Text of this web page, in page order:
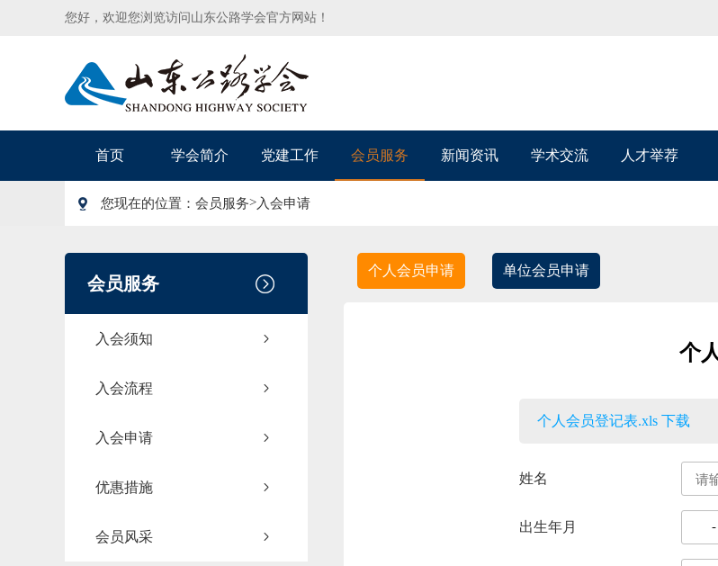
您好，欢迎您浏览访问山东公路学会官方网站！
首页 学会简介 党建工作 会员服务 新闻资讯 学术交流 人才举荐
您现在的位置： 会员服务>入会申请
会员服务
入会须知
入会流程
入会申请
优惠措施
会员风采
个人会员申请 单位会员申请
个
个人会员登记表.xls 下载
姓名
出生年月